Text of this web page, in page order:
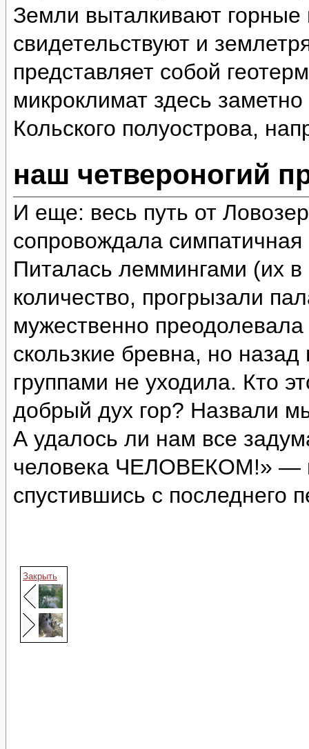
Земли выталкивают
свидетельствуют и
представляет собой
микроклимат здесь
Кольского полуострова,
наш четвероногий
И еще: весь путь от
сопровождала симпатичная
Питалась леммингами (их
количество, прогрызали
мужественно
скользкие бревна, но
группами не уходила. Кто
добрый дух гор? Назвали
А удалось ли нам все
человека ЧЕЛОВЕКОМ!» —
спустившись с последнего
Закрыть